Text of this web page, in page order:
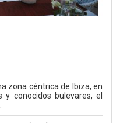
zona céntrica de Ibiza, en
conocidos bulevares, el